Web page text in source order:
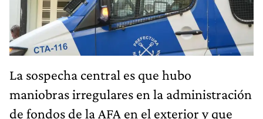
La sospecha central es que hubo
maniobras irregulares en la administración
de fondos de la AFA en el exterior y que